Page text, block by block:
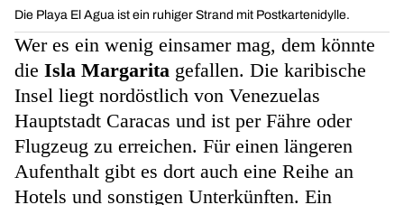
Die Playa El Agua ist ein ruhiger Strand mit Postkartenidylle.
Wer es ein wenig einsamer mag, dem könnte
die Isla Margarita gefallen. Die karibische
Insel liegt nordöstlich von Venezuelas
Hauptstadt Caracas und ist per Fähre oder
Flugzeug zu erreichen. Für einen längeren
Aufenthalt gibt es dort auch eine Reihe an
Hotels und sonstigen Unterkünften. Ein